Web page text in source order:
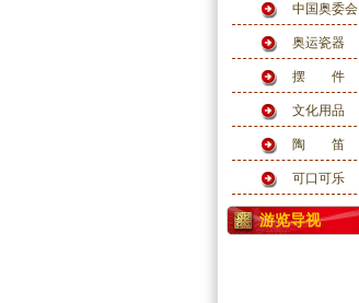
中国奥委会
奥运瓷器
摆 件
文化用品
陶 笛
可口可乐
游览导视